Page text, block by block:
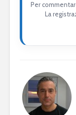
Per
La